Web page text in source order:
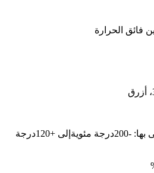
فائق الحرارة
-200 درجة مئوية إلى +120
درجة